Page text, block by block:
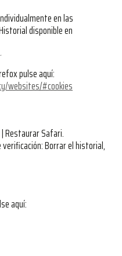
en las
disponible en
pulse aquí:
websites/#cookies
Restaurar Safari.
Borrar el historial,
aquí: